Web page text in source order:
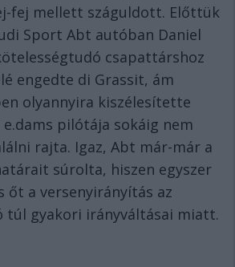
fej mellett száguldott. Előttük
Sport Abt autóban Daniel
csapattárshoz
engedte di Grassit, ám
olyannyira kiszélesítette
pilótája sokáig nem
rajta. Igaz, Abt már-már a
súrolta, hiszen egyszer
a versenyirányítás az
túl gyakori irányváltásai miatt.